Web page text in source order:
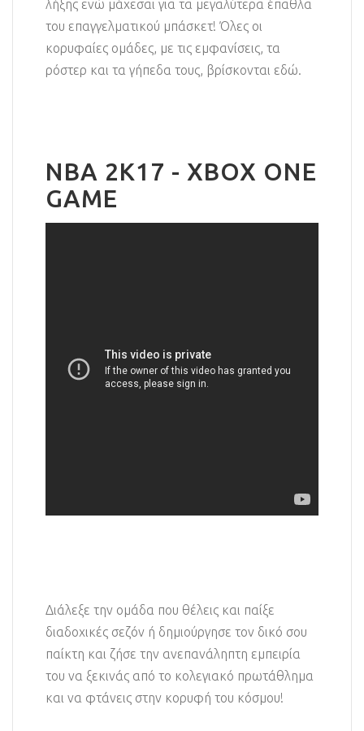
λήξης ενώ μάχεσαι για τα μεγαλύτερα έπαθλα
του επαγγελματικού μπάσκετ! Όλες οι
κορυφαίες ομάδες, με τις εμφανίσεις, τα
ρόστερ και τα γήπεδα τους, βρίσκονται εδώ.
NBA 2K17 - XBOX ONE
GAME
Διάλεξε την ομάδα που θέλεις και παίξε
διαδοχικές σεζόν ή δημιούργησε τον δικό σου
παίκτη και ζήσε την ανεπανάληπτη εμπειρία
του να ξεκινάς από το κολεγιακό πρωτάθλημα
και να φτάνεις στην κορυφή του κόσμου!